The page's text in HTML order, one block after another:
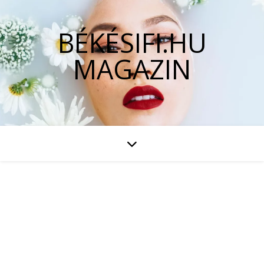
BÉKÉSIFI.HU
MAGAZIN